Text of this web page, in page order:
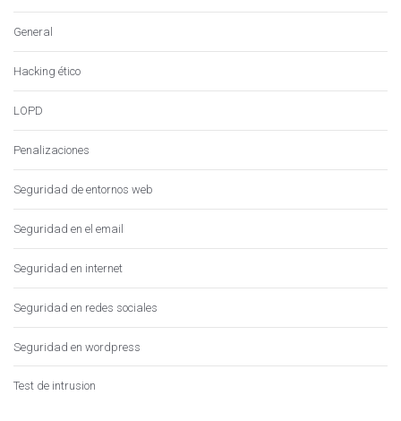
General
Hacking ético
LOPD
Penalizaciones
Seguridad de entornos web
Seguridad en el email
Seguridad en internet
Seguridad en redes sociales
Seguridad en wordpress
Test de intrusion